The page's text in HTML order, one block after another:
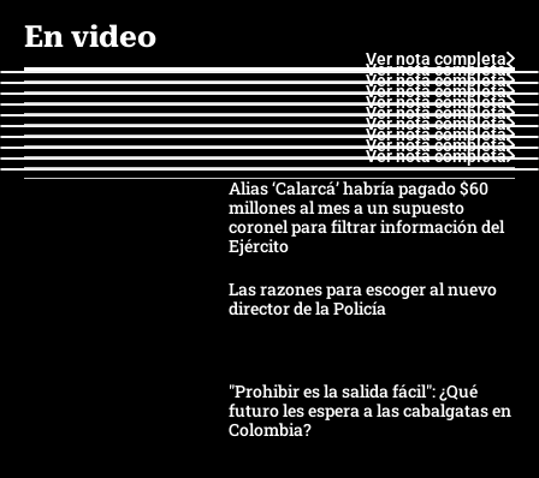
En video
Ver nota completa
Ver nota completa
Ver nota completa
Ver nota completa
Ver nota completa
Ver nota completa
Ver nota completa
Ver nota completa
Ver nota completa
Ver nota completa
Alias ‘Calarcá’ habría pagado $60
millones al mes a un supuesto
coronel para filtrar información del
Ejército
Las razones para escoger al nuevo
director de la Policía
"Prohibir es la salida fácil": ¿Qué
futuro les espera a las cabalgatas en
Colombia?